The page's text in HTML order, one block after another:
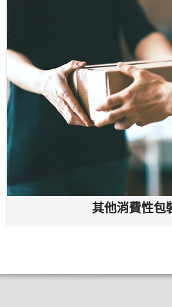
其他消費性包